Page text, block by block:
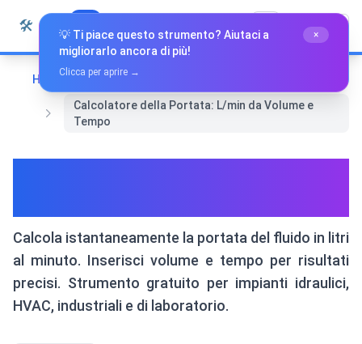
Vai al contenuto
🛠️ Whiz Tools Italiano
Home
Matematica e Geometria
Calcolatore della Portata: L/min da Volume e
Tempo
Calcola istantaneamente la portata del fluido in litri
al minuto. Inserisci volume e tempo per risultati
precisi. Strumento gratuito per impianti idraulici,
HVAC, industriali e di laboratorio.
💡 Ti piace questo strumento? Aiutaci a
migliorarlo ancora di più!
×
Clicca per aprire →